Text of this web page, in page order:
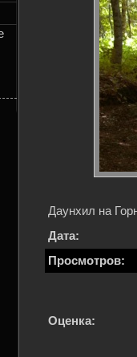
Даунхил на
Дата:
Просмотров:
Оценка: